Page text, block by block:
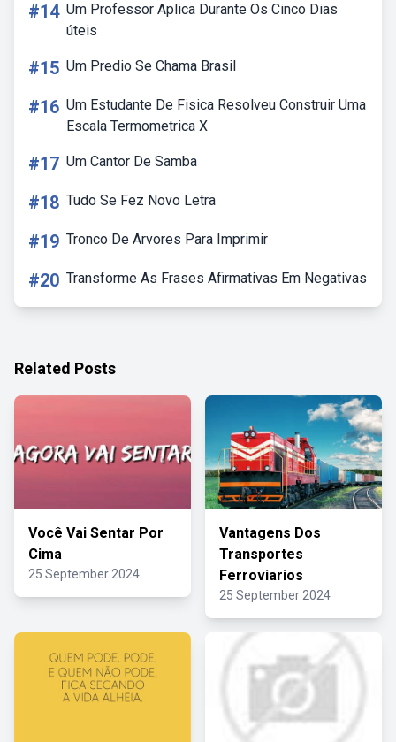
#14 Um Professor Aplica Durante Os Cinco Dias
úteis
#15 Um Predio Se Chama Brasil
#16 Um Estudante De Fisica Resolveu Construir Uma
Escala Termometrica X
#17 Um Cantor De Samba
#18 Tudo Se Fez Novo Letra
#19 Tronco De Arvores Para Imprimir
#20 Transforme As Frases Afirmativas Em Negativas
Related Posts
Você Vai Sentar Por
Cima
25 September 2024
Vantagens Dos
Transportes
Ferroviarios
25 September 2024